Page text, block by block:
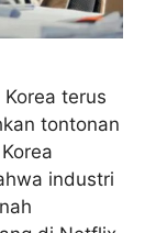
terus
tontonan
industri